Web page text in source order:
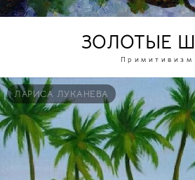
ЗОЛОТЫЕ
Примитивизм
ЛАРИСА ЛУКАНЕВА